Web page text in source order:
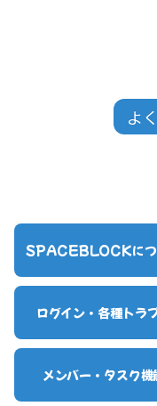
SPACEBLOCKにつ
ログイン・各種トラ
メンバー・タスク機
よ